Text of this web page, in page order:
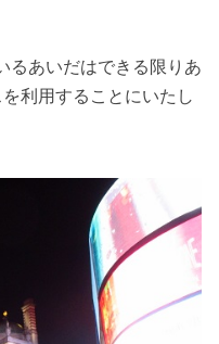
るあいだはできる限りあ
利用することにいたし